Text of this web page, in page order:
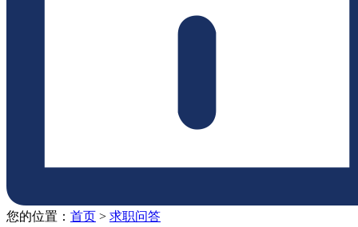
您的位置： 首页 > 求职问答